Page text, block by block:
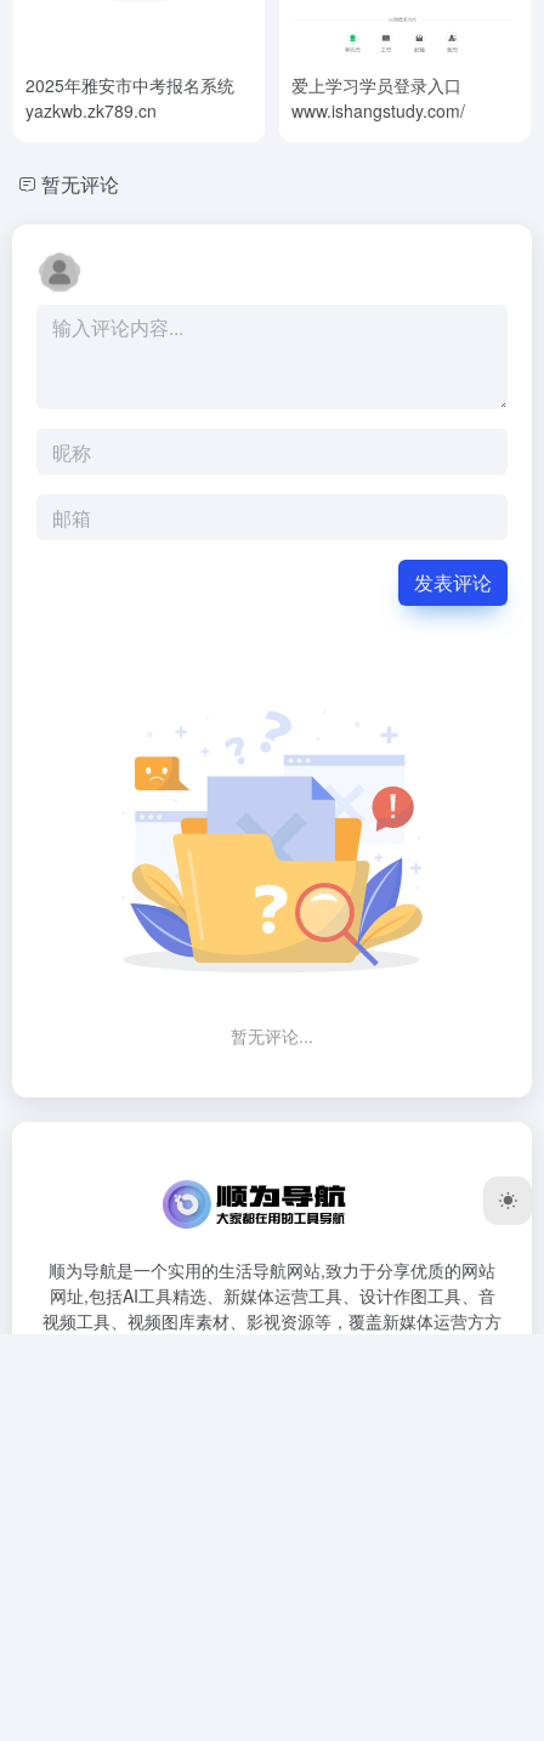
2025年雅安市中考报名系统
yazkwb.zk789.cn
爱上学习学员登录入口
www.ishangstudy.com/
暂无评论
发表评论
暂无评论...
顺为导航是一个实用的生活导航网站,致力于分享优质的网站
网址,包括AI工具精选、新媒体运营工具、设计作图工具、音
视频工具、视频图库素材、影视资源等，覆盖新媒体运营方方